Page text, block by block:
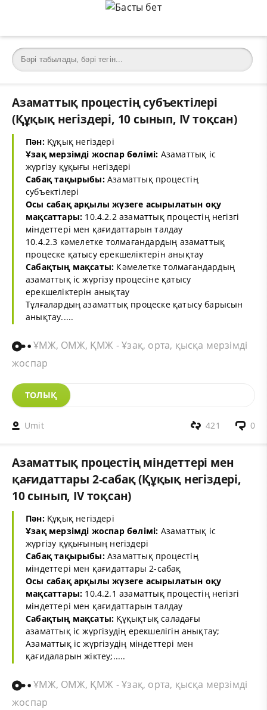
Азаматтық процестің субъектілері
(Құқық негіздері, 10 сынып, IV тоқсан)
Пән:Құқық негіздері
Ұзақ мерзімді жоспар бөлімі: Азаматтық іс
жүргізу құқығы негіздері
Сабақ тақырыбы:Азаматтық процестің
субъектілері
Осы сабақ арқылы жүзеге асырылатын оқу
мақсаттары: 10.4.2.2 азаматтық процестің негізгі
міндеттері мен қағидаттарын талдау
10.4.2.3 кәмелетке толмағандардың азаматтық
процеске қатысу ерекшеліктерін анықтау
Сабақтың мақсаты: Кәмелетке толмағандардың
азаматтық іс жүргізу процесіне қатысу
ерекшеліктерін анықтау
Тұлғалардың азаматтық процеске қатысу барысын
анықтау.....
ҰМЖ, ОМЖ, ҚМЖ - Ұзақ, орта, қысқа мерзімді
жоспар
ТОЛЫҚ
Umit 0
421
Азаматтық процестің міндеттері мен
қағидаттары 2-сабақ (Құқық негіздері,
10 сынып, IV тоқсан)
Пән:Құқық негіздері
Ұзақ мерзімді жоспар бөлімі: Азаматтық іс
жүргізу құқығының негіздері
Сабақ тақырыбы:Азаматтық процестің
міндеттері мен қағидаттары 2-сабақ
Осы сабақ арқылы жүзеге асырылатын оқу
мақсаттары: 10.4.2.1 азаматтық процестің негізгі
міндеттері мен қағидаттарын талдау
Сабақтың мақсаты: Құқықтық саладағы
азаматтық іс жүргізудің ерекшелігін анықтау;
Азаматтық іс жүргізудің міндеттері мен
қағидаларын жіктеу;.....
ҰМЖ, ОМЖ, ҚМЖ - Ұзақ, орта, қысқа мерзімді
жоспар